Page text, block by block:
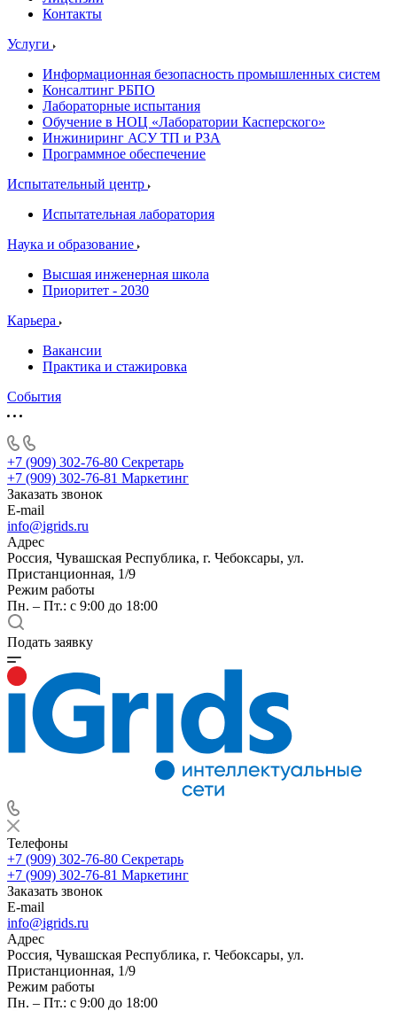
Контакты
Услуги
Информационная безопасность промышленных систем
Консалтинг РБПО
Лабораторные испытания
Обучение в НОЦ «Лаборатории Касперского»
Инжиниринг АСУ ТП и РЗА
Программное обеспечение
Испытательный центр
Испытательная лаборатория
Наука и образование
Высшая инженерная школа
Приоритет - 2030
Карьера
Вакансии
Практика и стажировка
События
+7 (909) 302-76-80 Секретарь
+7 (909) 302-76-81 Маркетинг
Заказать звонок
E-mail
info@igrids.ru
Адрес
Россия, Чувашская Республика, г. Чебоксары, ул.
Пристанционная, 1/9
Режим работы
Пн. – Пт.: с 9:00 до 18:00
Подать заявку
Телефоны
+7 (909) 302-76-80 Секретарь
+7 (909) 302-76-81 Маркетинг
Заказать звонок
E-mail
info@igrids.ru
Адрес
Россия, Чувашская Республика, г. Чебоксары, ул.
Пристанционная, 1/9
Режим работы
Пн. – Пт.: с 9:00 до 18:00